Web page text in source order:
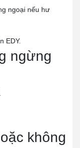
ngoại nếu hư
EDY.
ngừng
không